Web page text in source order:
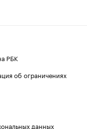
РБК
об ограничениях
данных